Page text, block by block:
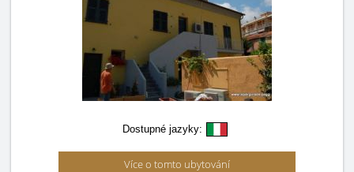
Dostupné jazyky:
Více o tomto ubytování